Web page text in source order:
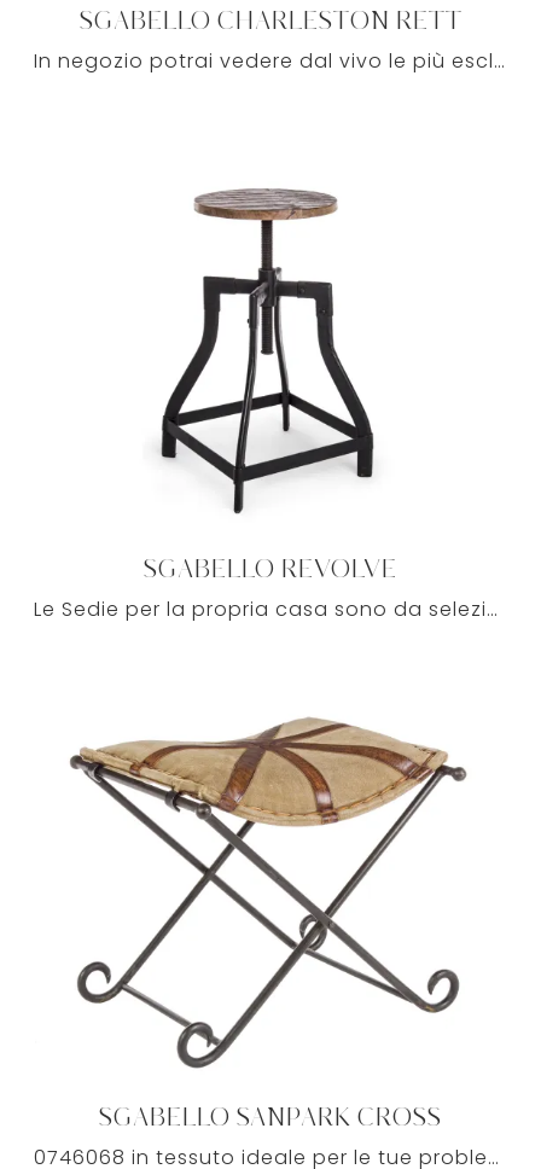
SGABELLO CHARLESTON RETT
In negozio potrai vedere dal vivo le più esclusive proposte sul mercato, tra cui trovi anche quelle da pranzo moderne firmate dal brand Bizzotto.
SGABELLO REVOLVE
Le Sedie per la propria casa sono da selezionare con cura, in modo che forma, stile e misure ben si inseriscano nel locale dove trovano posto. Nella ...
SGABELLO SANPARK CROSS
0746068 in tessuto ideale per le tue problematiche abitative.